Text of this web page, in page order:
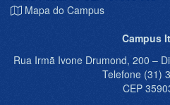
Mapa do Campus
Campus
Rua Irmã Ivone Drumond, 200 –
Telefone (31)
CEP